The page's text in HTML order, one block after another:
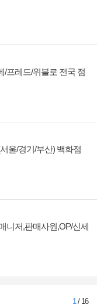
/프레드/위블로 전국 점
울/경기/부산) 백화점
니저,판매사원,OP/신세
1/ 16